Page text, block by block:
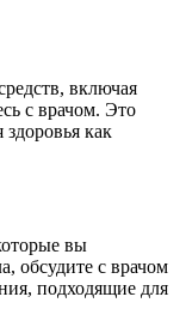
включая
с врачом. Это
как
вы
обсудите с врачом
подходящие для